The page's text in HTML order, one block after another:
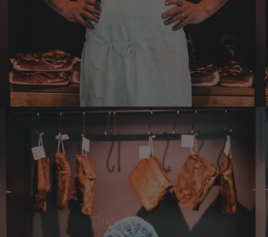
Der Schinken schmeckt sehr gut durch die
Bergkräuter. Ich würde mir wünschen
einzelne Teile zu bestellen. Meistens sind es
Pakete. Bin Rentnerin und brauche nicht so
viel.
7.8.2026
Verifizierter Kunde
Tolles Angebot, Qualität und Geschmack -
Note 1
7.8.2026
Alle Bewertungen Lesen